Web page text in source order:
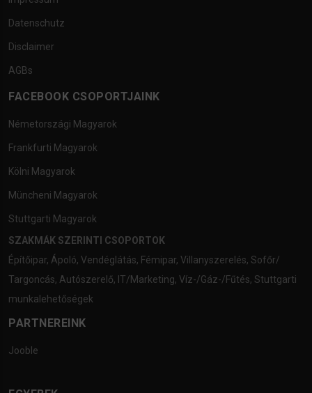
Datenschutz
Disclaimer
AGBs
FACEBOOK CSOPORTJAINK
Németországi Magyarok
Frankfurti Magyarok
Kölni Magyarok
Müncheni Magyarok
Stuttgarti Magyarok
SZAKMÁK SZERINTI CSOPORTOK
Építőipar, Ápoló, Vendéglátás, Fémipar, Villanyszerelés, Sofőr/
Targoncás, Autószerelő, IT/Marketing, Víz-/Gáz-/Fűtés, Stuttgarti
munkalehetőségek
PARTNEREINK
Jooble